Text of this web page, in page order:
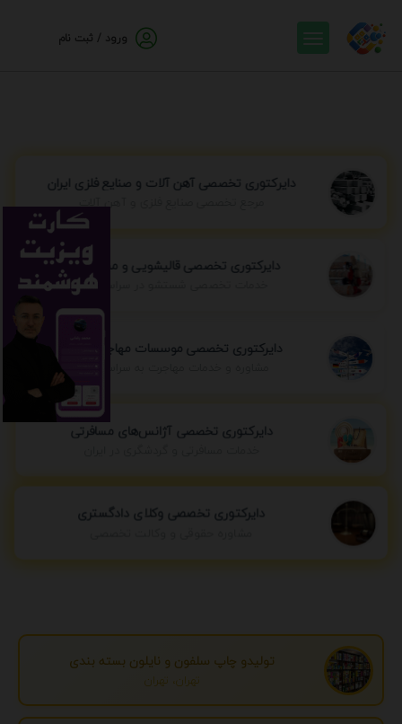
ورود / ثبت نام
دایرکتوری تخصصی آهن آلات و صنایع فلزی ایران
مرجع تخصصی صنایع فلزی و آهن آلات
دایرکتوری تخصصی قالیشویی و مبل شویی
خدمات تخصصی شستشو در سراسر ایران
دایرکتوری تخصصی موسسات مهاجرتی ایران
مشاوره و خدمات مهاجرت به سراسر جهان
دایرکتوری تخصصی آژانس‌های مسافرتی
دایرکتوری تخصصی وکلای دادگستری
تولیدو چاپ سلفون و نایلون بسته بندی
تهران، تهران